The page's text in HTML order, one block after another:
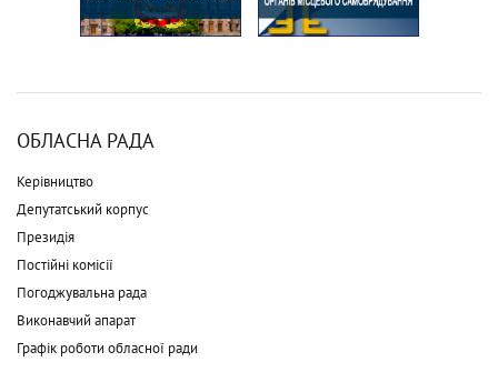
ОБЛАСНА РАДА
Керівництво
Депутатський корпус
Президія
Постійні комісії
Погоджувальна рада
Виконавчий апарат
Графік роботи обласної ради